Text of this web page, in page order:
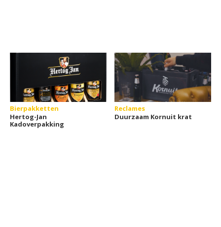
Bierpakketten
Hertog-Jan
Kadoverpakking
Reclames
Duurzaam Kornuit krat